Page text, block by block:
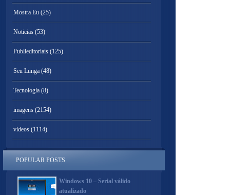
Mostra Eu (25)
Noticias (53)
Publieditoriais (125)
Seu Lunga (48)
Tecnologia (8)
imagens (2154)
videos (1114)
POPULAR POSTS
Windows 10 – Serial válido
atualizado